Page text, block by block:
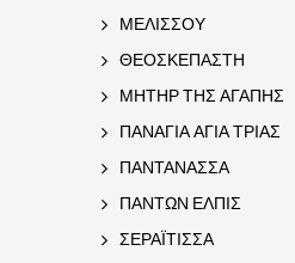
ΜΕΛΙΣΣΟΥ
ΘΕΟΣΚΕΠΑΣΤΗ
ΜΗΤΗΡ ΤΗΣ ΑΓΑΠΗΣ
ΠΑΝΑΓΙΑ ΑΓΙΑ ΤΡΙΑΣ
ΠΑΝΤΑΝΑΣΣΑ
ΠΑΝΤΩΝ ΕΛΠΙΣ
ΣΕΡΑΪΤΙΣΣΑ